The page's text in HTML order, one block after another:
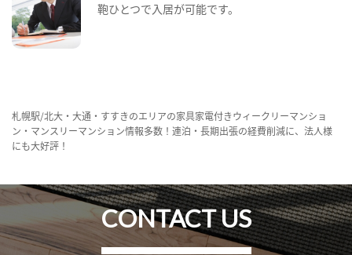
鞄ひとつで入居が可能です。
札幌駅/北大・大通・すすきのエリアの家具家電付きウィークリーマンショ
ン・マンスリーマンション情報多数！連泊・長期出張の経費削減に、法人様
にも大好評！
CONTACT US